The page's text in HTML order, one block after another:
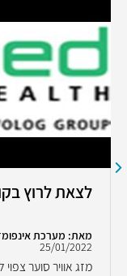
לצאת לרוץ
מאת: מערכת
25/01/2022
מזג אוויר סוער